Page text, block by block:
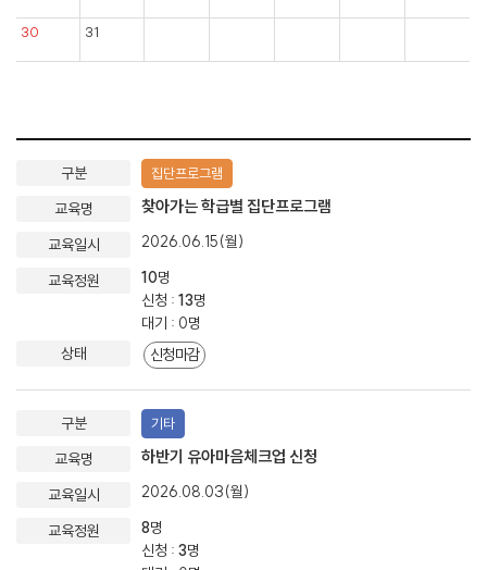
30 31
집단프로그램
찾아가는 학급별 집단프로그램
2026.06.15(월)
10명
신청 : 13명
대기 : 0명
신청마감
기타
하반기 유아마음체크업 신청
2026.08.03(월)
8명
신청 : 3명